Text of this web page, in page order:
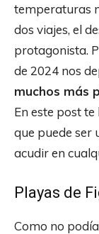
temperaturas
dos viajes, el
protagonista.
de 2024 nos
muchos más
En este post
que puede ser
acudir en
Playas de
Como no